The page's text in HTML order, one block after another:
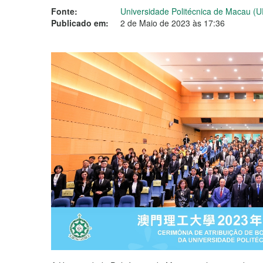
Fonte:
Universidade Politécnica de Macau
Publicado em:
2 de Maio de 2023 às 17:36